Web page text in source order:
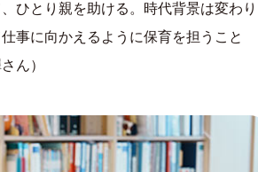
ひとり親を助ける。時代背景は変わり
事に向かえるように保育を担うこと
ん）